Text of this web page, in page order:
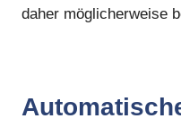
daher möglicherweise